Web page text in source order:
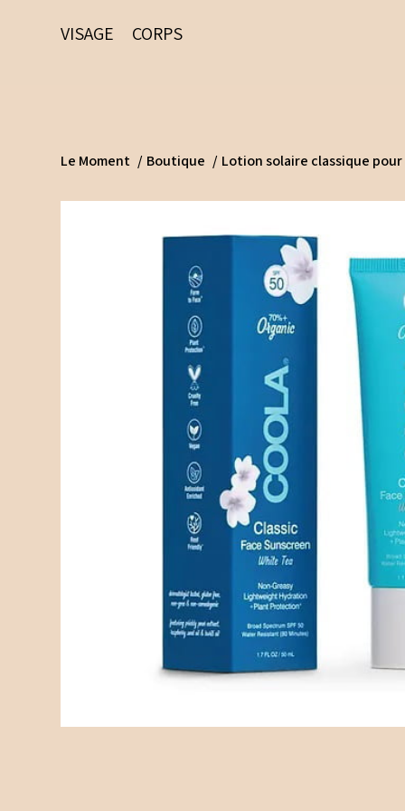
VISAGE CORPS
Le Moment / Boutique / Lotion solaire classique pour